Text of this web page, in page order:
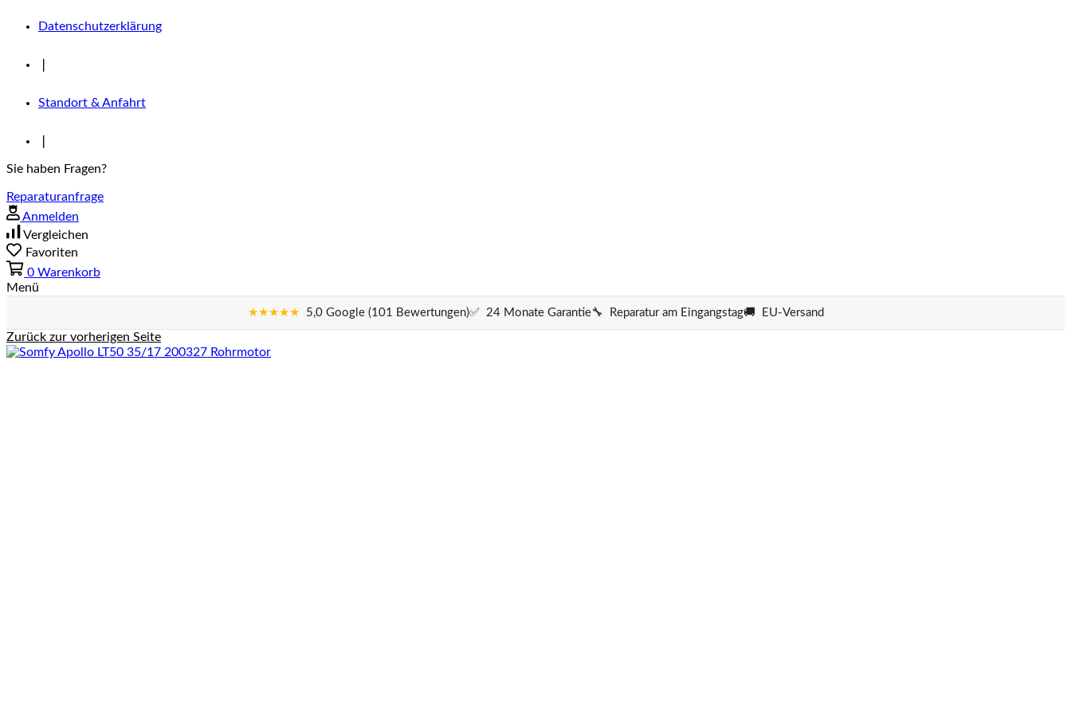
Datenschutzerklärung
Standort & Anfahrt
Sie haben Fragen?
Reparaturanfrage
Anmelden
Vergleichen
Favoriten
0 Warenkorb
Menü
★★★★★ 5,0 Google (101 Bewertungen)✅ 24 Monate Garantie🔧 Reparatur am Eingangstag🚚 EU-Versand
Zurück zur vorherigen Seite